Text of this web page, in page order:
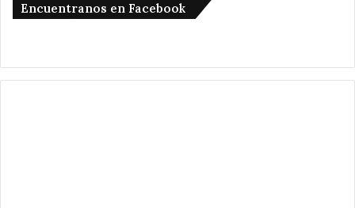
Encuentranos en Facebook